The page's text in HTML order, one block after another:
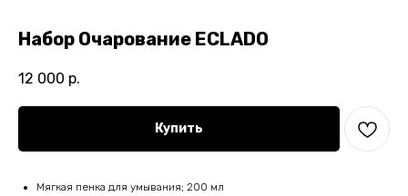
Набор Очарование ECLADO
12 000 р.
Купить
Мягкая пенка для умывания; 200 мл